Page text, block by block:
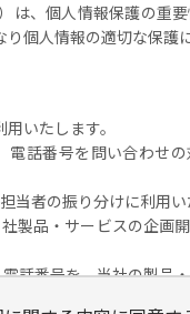
は、個人情報保護の重
個人情報の適切な保護
いたします。
話番号を問い合わせ
者の振り分けに利用い
製品・サービスの企画
話番号を、当社の製品